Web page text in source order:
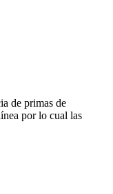
de primas de
por lo cual las